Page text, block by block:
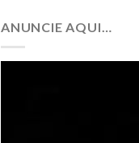
ANUNCIE AQUI…